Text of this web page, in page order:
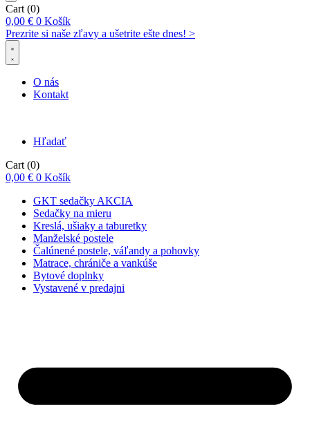
Cart (0)
0,00 € 0 Košík
Prezrite si naše zľavy a ušetrite ešte dnes! >​
O nás
Kontakt
Hľadať
Cart (0)
0,00 € 0 Košík
GKT sedačky AKCIA
Sedačky na mieru
Kreslá, ušiaky a taburetky
Manželské postele
Čalúnené postele, váľandy a pohovky
Matrace, chrániče a vankúše
Bytové doplnky
Vystavené v predajni